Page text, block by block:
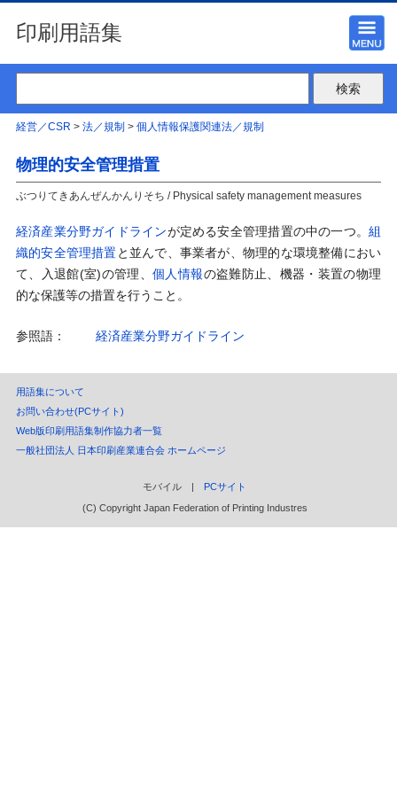
印刷用語集
経営／CSR > 法／規制 > 個人情報保護関連法／規制
物理的安全管理措置
ぶつりてきあんぜんかんりそち / Physical safety management measures
経済産業分野ガイドラインが定める安全管理措置の中の一つ。組
織的安全管理措置と並んで、事業者が、物理的な環境整備におい
て、入退館(室)の管理、個人情報の盗難防止、機器・装置の物理
的な保護等の措置を行うこと。
参照語： 経済産業分野ガイドライン
用語集について
お問い合わせ(PCサイト)
Web版印刷用語集制作協力者一覧
一般社団法人 日本印刷産業連合会 ホームページ
モバイル | PCサイト
(C) Copyright Japan Federation of Printing Industres